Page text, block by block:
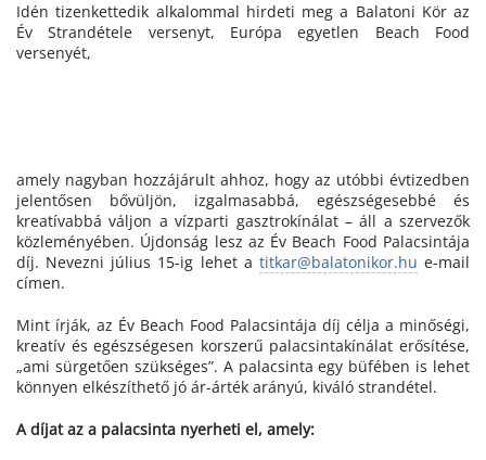
Idén tizenkettedik alkalommal hirdeti meg a Balatoni Kör az
Év Strandétele versenyt, Európa egyetlen Beach Food
versenyét,
amely nagyban hozzájárult ahhoz, hogy az utóbbi évtizedben
jelentősen bővüljön, izgalmasabbá, egészségesebbé és
kreatívabbá váljon a vízparti gasztrokínálat – áll a szervezők
közleményében. Újdonság lesz az Év Beach Food Palacsintája
díj. Nevezni július 15-ig lehet a titkar@balatonikor.hu e-mail
címen.
Mint írják, az Év Beach Food Palacsintája díj célja a minőségi,
kreatív és egészségesen korszerű palacsintakínálat erősítése,
„ami sürgetően szükséges”. A palacsinta egy büfében is lehet
könnyen elkészíthető jó ár-árték arányú, kiváló strandétel.
A díjat az a palacsinta nyerheti el, amely: